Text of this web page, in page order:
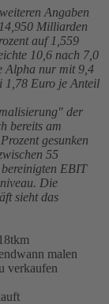
Angaben
Milliarden
auf 1,559
10,6 nach 7,0
Alpha nur mit 9,4
1,78 Euro je Anteil
der
bereits am
gesunken
55
EBIT
Die
sieht das
malen
verkaufen